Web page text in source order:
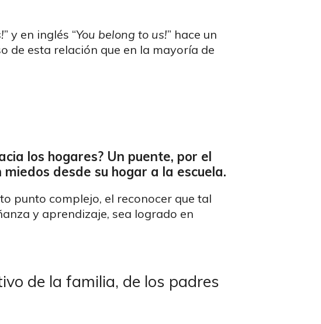
” y en inglés “You belong to us!” hace un
de esta relación que en la mayoría de
los hogares? Un puente, por el
desde su hogar a la escuela.
punto complejo, el reconocer que tal
y aprendizaje, sea logrado en
de la familia, de los padres